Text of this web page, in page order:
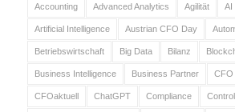
Accounting Advanced Analytics Agilität AI
Artificial Intelligence Austrian CFO Day
Betriebswirtschaft Big Data Bilanz
Business Intelligence Business Partner CFO
CFOaktuell ChatGPT Compliance